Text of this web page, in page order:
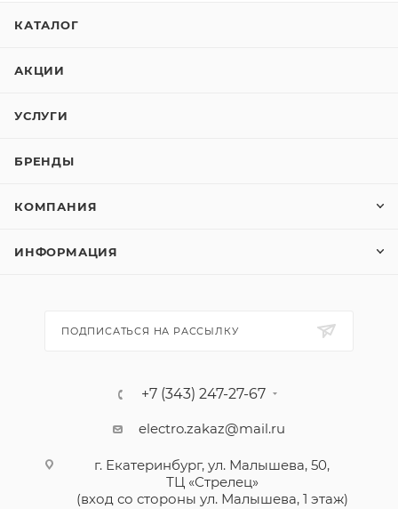
КАТАЛОГ
АКЦИИ
УСЛУГИ
БРЕНДЫ
КОМПАНИЯ
ИНФОРМАЦИЯ
ПОДПИСАТЬСЯ НА РАССЫЛКУ
+7 (343) 247-27-67
electro.zakaz@mail.ru
г. Екатеринбург, ул. Малышева, 50,
ТЦ «Стрелец»
(вход со стороны ул. Малышева, 1 этаж)